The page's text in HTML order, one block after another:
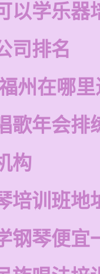
以学乐器
司排名
州在哪
歌年会排
构
培训班地
钢琴便宜